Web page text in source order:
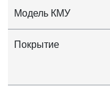
Модель КМУ
Покрытие